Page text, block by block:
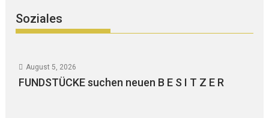
Soziales
August 5, 2026
FUNDSTÜCKE suchen neuen B E S I T Z E R